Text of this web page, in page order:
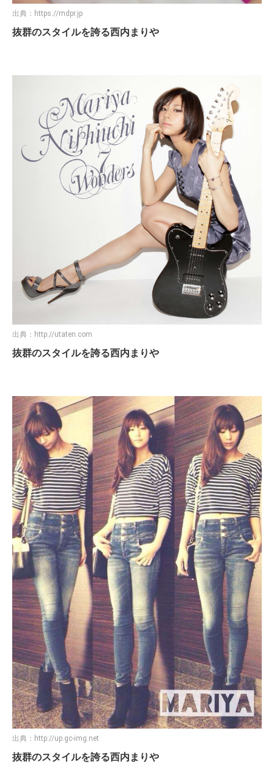
出典： https://mdpr.jp
抜群のスタイルを誇る西内まりや
出典： http://utaten.com
抜群のスタイルを誇る西内まりや
出典： http://up.gc-img.net
抜群のスタイルを誇る西内まりや